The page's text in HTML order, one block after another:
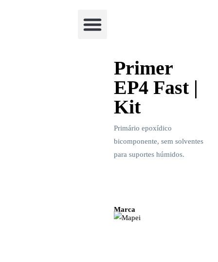
Primer
EP4 Fast |
Kit
Primário epoxídico
bicomponente, sem solventes
para suportes húmidos.
Marca